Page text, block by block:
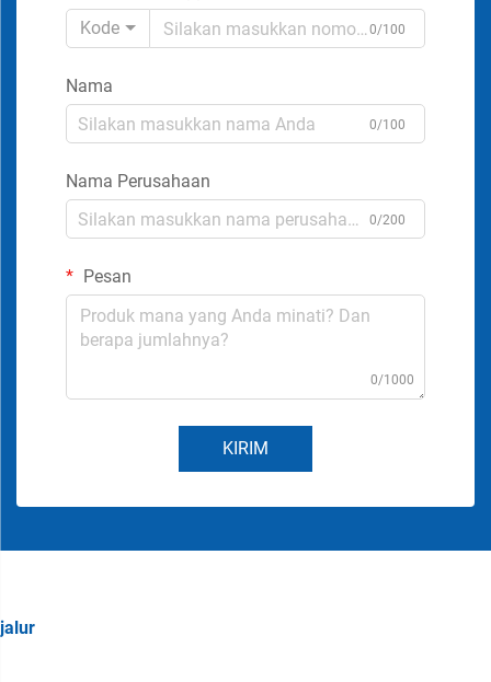
Kode
0/100
Nama
0/100
Nama Perusahaan
0/200
Pesan
0/1000
KIRIM
jalur